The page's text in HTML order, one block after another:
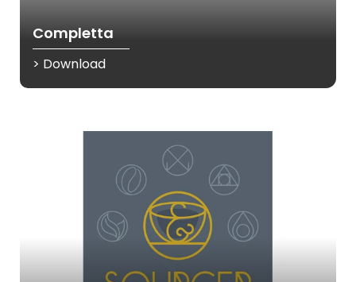
Completta
> Download